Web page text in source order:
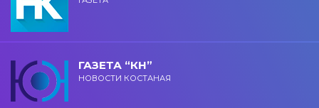
ГАЗЕТА “КН”
НОВОСТИ КОСТАНАЯ